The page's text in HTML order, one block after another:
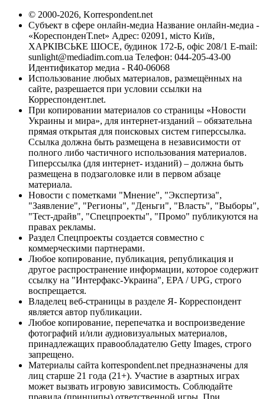
© 2000-2026, Korrespondent.net
Субъект в сфере онлайн-медиа Название онлайн-медиа -
«КореспонденТ.net» Адрес: 02091, місто Київ,
ХАРКІВСЬКЕ ШОСЕ, будинок 172-Б, офіс 208/1 E-mail:
sunlight@mediadim.com.ua Телефон: 044-205-43-00
Идентификатор медиа - R40-06068
Использование любых материалов, размещённых на
сайте, разрешается при условии ссылки на
Корреспондент.net.
При копировании материалов со страницы «Новости
Украины и мира», для интернет-изданий – обязательна
прямая открытая для поисковых систем гиперссылка.
Ссылка должна быть размещена в независимости от
полного либо частичного использования материалов.
Гиперссылка (для интернет- изданий) – должна быть
размещена в подзаголовке или в первом абзаце
материала.
Новости с пометками "Мнение", "Экспертиза",
"Заявление", "Регионы", "Деньги", "Власть", "Выборы",
"Тест-драйв", "Спецпроекты", "Промо" публикуются на
правах рекламы.
Раздел Спецпроекты создается совместно с
коммерческими партнерами.
Любое копирование, публикация, републикация и
другое распространение информации, которое содержит
ссылку на "Интерфакс-Украина", EPA / UPG, строго
воспрещается.
Владелец веб-страницы в разделе Я- Корреспондент
является автор публикации.
Любое копирование, перепечатка и воспроизведение
фотографий и/или аудиовизуальных материалов,
принадлежащих правообладателю Getty Images, строго
запрещено.
Материалы сайта korrespondent.net предназначены для
лиц старше 21 года (21+). Участие в азартных играх
может вызвать игровую зависимость. Соблюдайте
правила (принципы) ответственной игры. При